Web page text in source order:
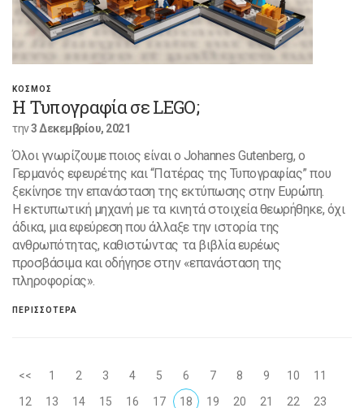
ΚΟΣΜΟΣ
Η Τυπογραφία σε LEGO;
την3 Δεκεμβρίου, 2021
Όλοι γνωρίζουμε ποιος είναι ο Johannes Gutenberg, ο
Γερμανός εφευρέτης και “Πατέρας της Τυπογραφίας” που
ξεκίνησε την επανάσταση της εκτύπωσης στην Ευρώπη.
Η εκτυπωτική μηχανή με τα κινητά στοιχεία θεωρήθηκε, όχι
άδικα, μια εφεύρεση που άλλαξε την ιστορία της
ανθρωπότητας, καθιστώντας τα βιβλία ευρέως
προσβάσιμα και οδήγησε στην «επανάσταση της
πληροφορίας».
ΠΕΡΙΣΣΟΤΕΡΑ
<< 1 2 3 4 5 6 7 8 9 10
11
12
13 14 15 16 17 18 19 20 21 22
23